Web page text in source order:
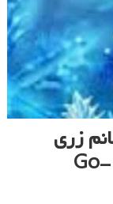
زری
آقاجانی «روش تحقیق همراهی Go-